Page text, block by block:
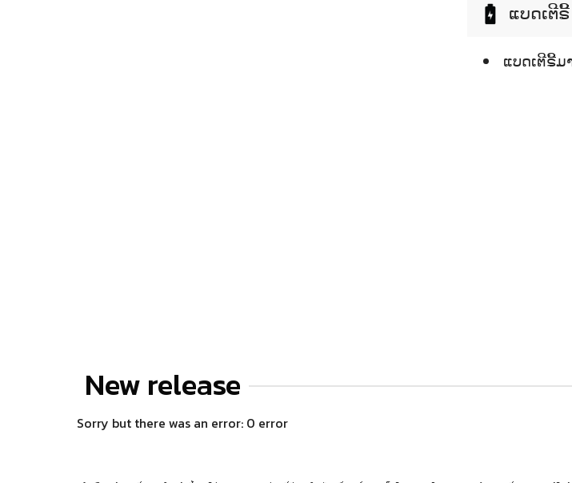
ແບດເຕີ
ແບດເຕີຣີ້ມ
New release
Sorry but there was an error: 0 error